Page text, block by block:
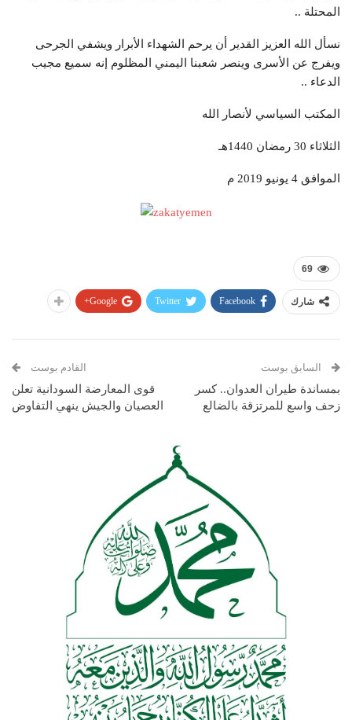
المحتلة ..
‏نسأل الله العزيز القدير أن يرحم الشهداء الأبرار ويشفي الجرحى
ويفرج عن الأسرى وينصر شعبنا اليمني المظلوم إنه سميع مجيب
الدعاء ..
المكتب السياسي لأنصار الله
الثلاثاء 30 رمضان 1440هـ
الموافق 4 يونيو 2019 م
69
شارك Facebook
Twitter
Google+
السابق بوست
بمساندة طيران العدوان.. كسر
زحف واسع للمرتزقة بالضالع
القادم بوست
قوى المعارضة السودانية تعلن
العصيان والجيش ينهي التفاوض